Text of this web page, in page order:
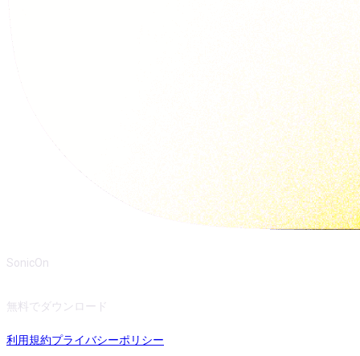
SonicOn
無料でダウンロード
利用規約プライバシーポリシー